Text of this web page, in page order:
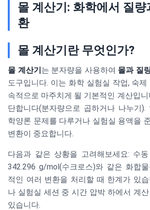
몰 계산기: 화학에서 질량
환
몰 계산기란 무엇인가?
몰 계산기는 분자량을 사용하여 몰과 질
도구입니다. 이는 화학 실험실 작업, 숙제
속적으로 마주치게 될 기본적인 계산입
단합니다(분자량으로 곱하거나 나누기
학양론 문제를 다루거나 실험실 용액을
변환이 중요합니다.
다음과 같은 상황을 고려해보세요: 수
342.296 g/mol(수크로스)와 같은 화합
적인 여러 변환을 처리할 때 한계가 있
나 실험실 세션 중 시간 압박 하에서 계
있습니다.